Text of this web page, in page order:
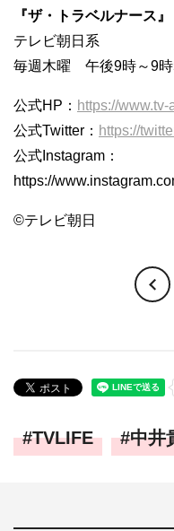
『ザ・トラベルナース』
テレビ朝日系
毎週木曜 午後9時～9時
公式HP： https://
公式Twitter： https://
公式Instagram：
https://
©テレビ朝日
TVLIFE 中井